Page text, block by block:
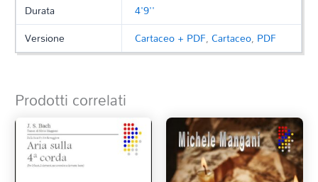
Durata
4'9''
Versione
Cartaceo + PDF,Cartaceo, PDF
Prodotti correlati